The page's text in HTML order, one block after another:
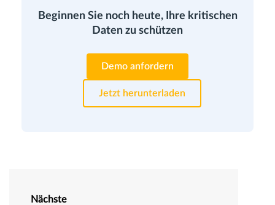
Beginnen Sie noch heute, Ihre kritischen
Daten zu schützen
Demo anfordern
Jetzt herunterladen
Nächste